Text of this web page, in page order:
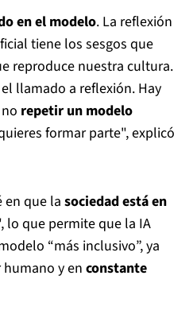
en el modelo. La reflexión
tiene los sesgos que
reproduce nuestra cultura.
llamado a reflexión. Hay
repetir un modelo
formar parte", explicó
en que la sociedad está en
lo que permite que la IA
“más inclusivo”, ya
y en constante